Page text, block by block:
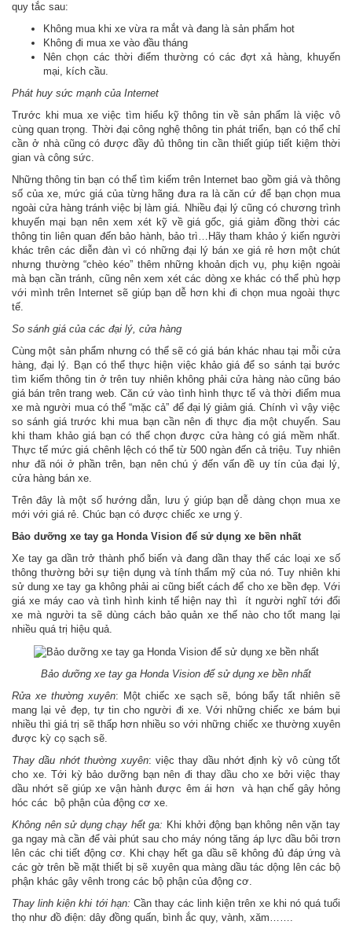
quy tắc sau:
Không mua khi xe vừa ra mắt và đang là sản phẩm hot
Không đi mua xe vào đầu tháng
Nên chọn các thời điểm thường có các đợt xả hàng, khuyến
mại, kích cầu.
Phát huy sức mạnh của Internet
Trước khi mua xe việc tìm hiểu kỹ thông tin về sản phẩm là việc vô
cùng quan trọng. Thời đại công nghệ thông tin phát triển, bạn có thể chỉ
cần ở nhà cũng có được đầy đủ thông tin cần thiết giúp tiết kiệm thời
gian và công sức.
Những thông tin bạn có thể tìm kiếm trên Internet bao gồm giá và thông
số của xe, mức giá của từng hãng đưa ra là căn cứ để bạn chọn mua
ngoài cửa hàng tránh việc bị làm giá. Nhiều đại lý cũng có chương trình
khuyến mại bạn nên xem xét kỹ về giá gốc, giá giảm đồng thời các
thông tin liên quan đến bảo hành, bảo trì…Hãy tham khảo ý kiến người
khác trên các diễn đàn vì có những đại lý bán xe giá rẻ hơn một chút
nhưng thường “chèo kéo” thêm những khoản dịch vụ, phụ kiện ngoài
mà bạn cần tránh, cũng nên xem xét các dòng xe khác có thể phù hợp
với mình trên Internet sẽ giúp bạn dễ hơn khi đi chọn mua ngoài thực
tế.
So sánh giá của các đại lý, cửa hàng
Cùng một sản phẩm nhưng có thể sẽ có giá bán khác nhau tại mỗi cửa
hàng, đại lý. Bạn có thể thực hiện việc khảo giá để so sánh tại bước
tìm kiếm thông tin ở trên tuy nhiên không phải cửa hàng nào cũng báo
giá bán trên trang web. Căn cứ vào tình hình thực tế và thời điểm mua
xe mà người mua có thể “mặc cả” để đại lý giảm giá. Chính vì vậy việc
so sánh giá trước khi mua bạn cần nên đi thực địa một chuyến. Sau
khi tham khảo giá bạn có thể chọn được cửa hàng có giá mềm nhất.
Thực tế mức giá chênh lệch có thể từ 500 ngàn đến cả triệu. Tuy nhiên
như đã nói ở phần trên, bạn nên chú ý đến vấn đề uy tín của đại lý,
cửa hàng bán xe.
Trên đây là một số hướng dẫn, lưu ý giúp bạn dễ dàng chọn mua xe
mới với giá rẻ. Chúc bạn có được chiếc xe ưng ý.
Bảo dưỡng xe tay ga Honda Vision để sử dụng xe bền nhất
Xe tay ga dần trở thành phổ biến và đang dần thay thế các loại xe số
thông thường bởi sự tiện dụng và tính thẩm mỹ của nó. Tuy nhiên khi
sử dung xe tay ga không phải ai cũng biết cách để cho xe bền đẹp. Với
giá xe máy cao và tình hình kinh tế hiện nay thì ít người nghĩ tới đổi
xe mà người ta sẽ dùng cách bảo quản xe thế nào cho tốt mang lại
nhiều quá trị hiệu quả.
Bảo dưỡng xe tay ga Honda Vision để sử dụng xe bền nhất
Rửa xe thường xuyên: Một chiếc xe sạch sẽ, bóng bẩy tất nhiên sẽ
mang lại vẻ đẹp, tự tin cho người đi xe. Với những chiếc xe bám bụi
nhiều thì giá trị sẽ thấp hơn nhiều so với những chiếc xe thường xuyên
được kỳ cọ sạch sẽ.
Thay dầu nhớt thường xuyên: việc thay dầu nhớt định kỳ vô cùng tốt
cho xe. Tới kỳ bảo dưỡng bạn nên đi thay dầu cho xe bởi việc thay
dầu nhớt sẽ giúp xe vận hành được êm ái hơn và hạn chế gây hỏng
hóc các bộ phận của động cơ xe.
Không nên sử dụng chạy hết ga: Khi khởi động bạn không nên vặn tay
ga ngay mà cần để vài phút sau cho máy nóng tăng áp lực dầu bôi trơn
lên các chi tiết động cơ. Khi chạy hết ga dầu sẽ không đủ đáp ứng và
các gờ trên bề mặt thiết bị sẽ xuyên qua màng dầu tác dộng lên các bộ
phận khác gây vênh trong các bộ phận của động cơ.
Thay linh kiện khi tới hạn: Cần thay các linh kiện trên xe khi nó quá tuổi
thọ như đồ điện: dây đồng quấn, bình ắc quy, vành, xăm…….